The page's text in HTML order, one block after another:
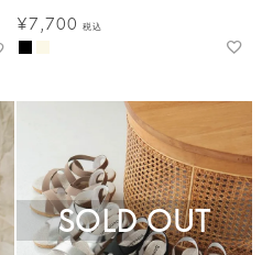
¥7,700 税込
SOLD OUT